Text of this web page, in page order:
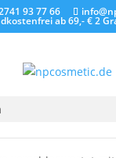
93 77 66
ab 69,- €2